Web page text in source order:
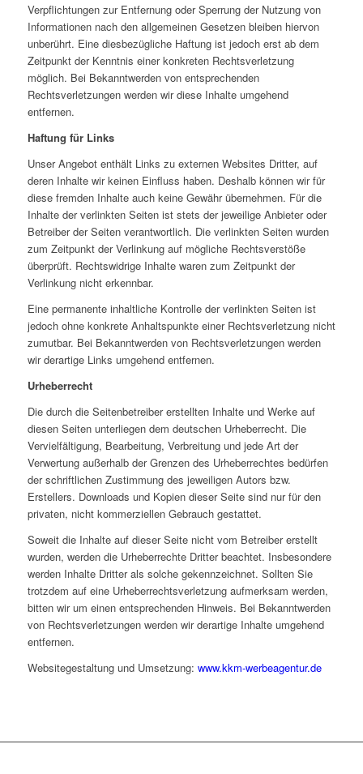
Verpflichtungen zur Entfernung oder Sperrung der Nutzung von
Informationen nach den allgemeinen Gesetzen bleiben hiervon
unberührt. Eine diesbezügliche Haftung ist jedoch erst ab dem
Zeitpunkt der Kenntnis einer konkreten Rechtsverletzung
möglich. Bei Bekanntwerden von entsprechenden
Rechtsverletzungen werden wir diese Inhalte umgehend
entfernen.
Haftung für Links
Unser Angebot enthält Links zu externen Websites Dritter, auf
deren Inhalte wir keinen Einfluss haben. Deshalb können wir für
diese fremden Inhalte auch keine Gewähr übernehmen. Für die
Inhalte der verlinkten Seiten ist stets der jeweilige Anbieter oder
Betreiber der Seiten verantwortlich. Die verlinkten Seiten wurden
zum Zeitpunkt der Verlinkung auf mögliche Rechtsverstöße
überprüft. Rechtswidrige Inhalte waren zum Zeitpunkt der
Verlinkung nicht erkennbar.
Eine permanente inhaltliche Kontrolle der verlinkten Seiten ist
jedoch ohne konkrete Anhaltspunkte einer Rechtsverletzung nicht
zumutbar. Bei Bekanntwerden von Rechtsverletzungen werden
wir derartige Links umgehend entfernen.
Urheberrecht
Die durch die Seitenbetreiber erstellten Inhalte und Werke auf
diesen Seiten unterliegen dem deutschen Urheberrecht. Die
Vervielfältigung, Bearbeitung, Verbreitung und jede Art der
Verwertung außerhalb der Grenzen des Urheberrechtes bedürfen
der schriftlichen Zustimmung des jeweiligen Autors bzw.
Erstellers. Downloads und Kopien dieser Seite sind nur für den
privaten, nicht kommerziellen Gebrauch gestattet.
Soweit die Inhalte auf dieser Seite nicht vom Betreiber erstellt
wurden, werden die Urheberrechte Dritter beachtet. Insbesondere
werden Inhalte Dritter als solche gekennzeichnet. Sollten Sie
trotzdem auf eine Urheberrechtsverletzung aufmerksam werden,
bitten wir um einen entsprechenden Hinweis. Bei Bekanntwerden
von Rechtsverletzungen werden wir derartige Inhalte umgehend
entfernen.
Websitegestaltung und Umsetzung: www.kkm-werbeagentur.de